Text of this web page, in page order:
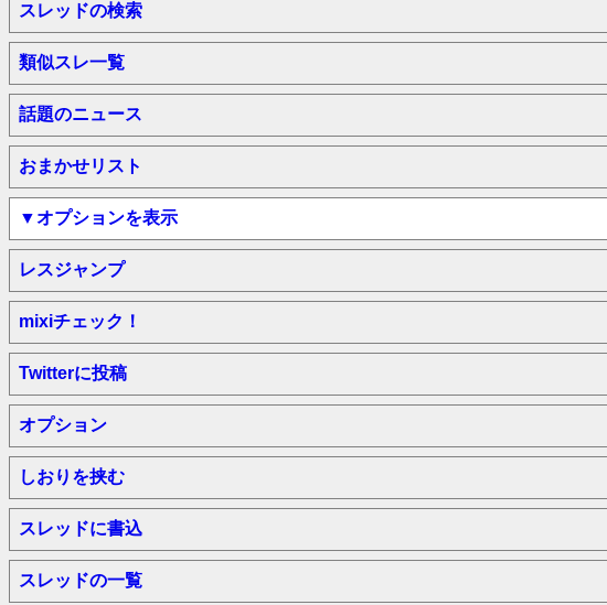
スレッドの検索
類似スレ一覧
話題のニュース
おまかせリスト
▼オプションを表示
レスジャンプ
mixiチェック！
Twitterに投稿
オプション
しおりを挟む
スレッドに書込
スレッドの一覧